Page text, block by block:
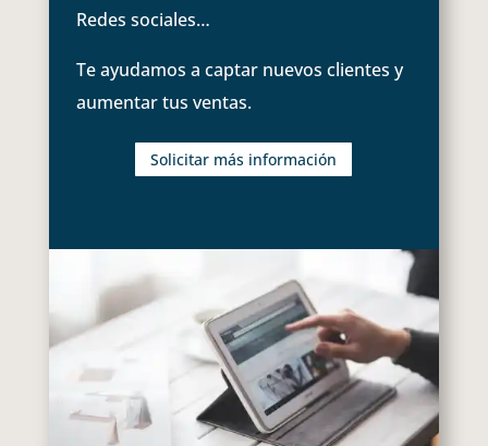
Redes sociales…
Te ayudamos a captar nuevos clientes y
aumentar tus ventas.
Solicitar más información